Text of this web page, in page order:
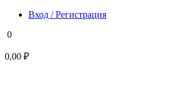
Вход / Регистрация
0
0,00 ₽